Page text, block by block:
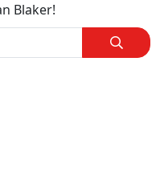
Blaker!